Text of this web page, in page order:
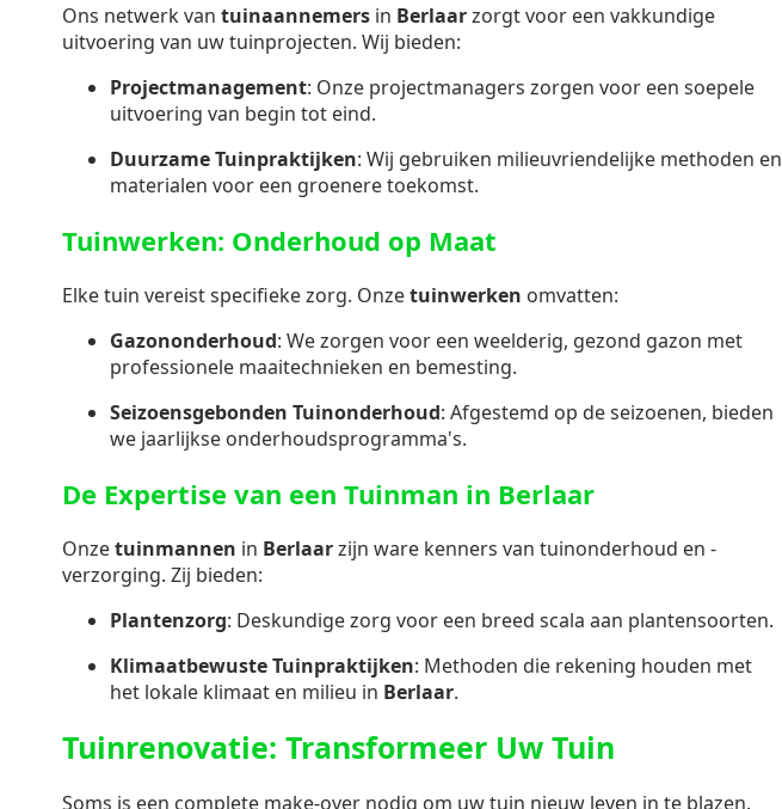
Ons netwerk van tuinaannemers in Berlaarzorgt voor een vakkundige
uitvoering van uw tuinprojecten. Wij bieden:
Projectmanagement: Onze projectmanagers zorgen voor een soepele
uitvoering van begin tot eind.
Duurzame Tuinpraktijken: Wij gebruiken milieuvriendelijke methoden en
materialen voor een groenere toekomst.
Tuinwerken: Onderhoud op Maat
Elke tuin vereist specifieke zorg. Onzetuinwerken omvatten:
Gazononderhoud: We zorgen voor een weelderig, gezond gazon met
professionele maaitechnieken en bemesting.
Seizoensgebonden Tuinonderhoud: Afgestemd op de seizoenen, bieden
we jaarlijkse onderhoudsprogramma's.
De Expertise van een Tuinman in Berlaar
Onzetuinmannen in Berlaarzijn ware kenners van tuinonderhoud en -
verzorging. Zij bieden:
Plantenzorg: Deskundige zorg voor een breed scala aan plantensoorten.
Klimaatbewuste Tuinpraktijken: Methoden die rekening houden met
het lokale klimaat en milieu in Berlaar.
Tuinrenovatie: Transformeer Uw Tuin
Soms is een complete make-over nodig om uw tuin nieuw leven in te blazen.